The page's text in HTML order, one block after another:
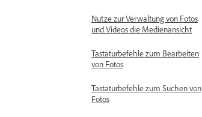
Nutze zur Verwaltung von Fotos
und Videos die Medienansicht
Tastaturbefehle zum Bearbeiten
von Fotos
Tastaturbefehle zum Suchen von
Fotos